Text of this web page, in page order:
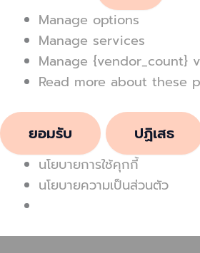
Manage options
Manage services
Manage {vendor_count}
Read more about these
ยอมรับ ปฏิเสธ
นโยบายการใช้คุกกี้
นโยบายความเป็นส่วนตัว